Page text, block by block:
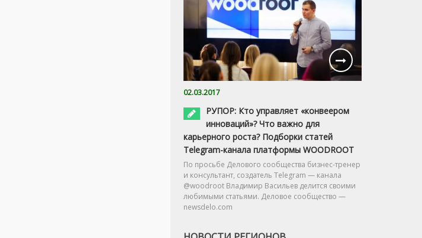
02.03.2017
РУПОР: Кто управляет «конвеером
инноваций»? Что важно для
карьерного роста? Подборки статей
Telegram-канала платформы WOODROOT
По просьбе Делового сообщества бизнес-тренер
и консультант, создатель Telegram — канала
@woodroot Владимир Васильев делится своими
любимыми статьями. Деловое сообщество —
newsdelo.com